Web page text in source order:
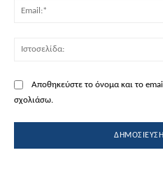
Αποθηκεύστε το όνομα και το
σχολιάσω.